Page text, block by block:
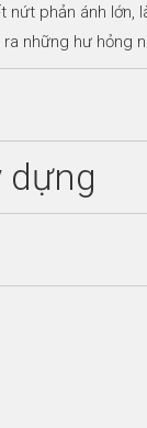
phản ánh lớn,
những hư hỏng
dựng